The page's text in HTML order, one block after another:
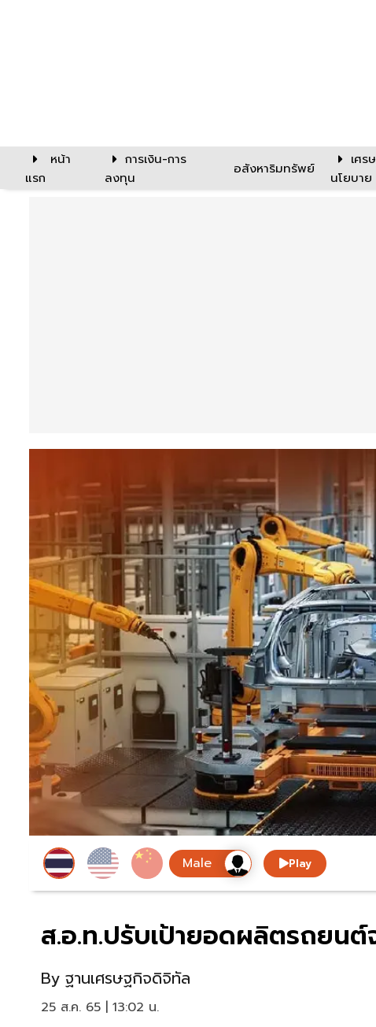
หน้า
แรก
การเงิน-การ
ลงทุน
อสังหาริมทรัพย์
เศร
นโยบาย
Play
ส.อ.ท.ปรับเป้ายอดผลิตรถยนต์
By ฐานเศรษฐกิจดิจิทัล
25 ส.ค. 65 | 13:02 น.